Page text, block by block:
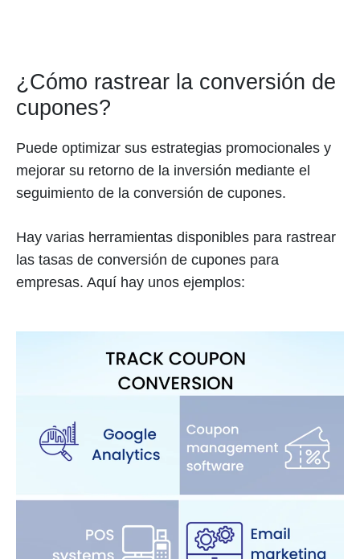
¿Cómo rastrear la conversión de
cupones?
Puede optimizar sus estrategias promocionales y
mejorar su retorno de la inversión mediante el
seguimiento de la conversión de cupones.
Hay varias herramientas disponibles para rastrear
las tasas de conversión de cupones para
empresas. Aquí hay unos ejemplos: